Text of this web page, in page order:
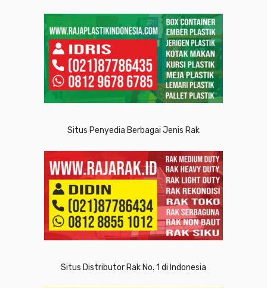
Situs Penyedia Berbagai Jenis Rak
Situs Distributor Rak No. 1 di Indonesia